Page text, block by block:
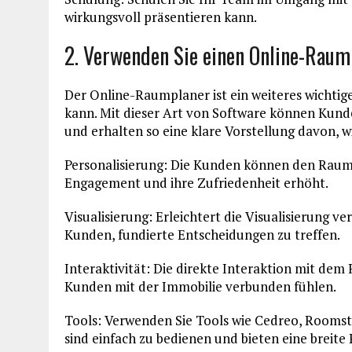
wirkungsvoll präsentieren kann.
2. Verwenden Sie einen Online-
Der Online-Raumplaner ist ein weiteres
kann. Mit dieser Art von Software können
und erhalten so eine klare Vorstellung davon,
Personalisierung: Die Kunden können den
Engagement und ihre Zufriedenheit erhöht.
Visualisierung: Erleichtert die Visualisierung
Kunden, fundierte Entscheidungen zu treffen.
Interaktivität: Die direkte Interaktion mit dem
Kunden mit der Immobilie verbunden fühlen.
Tools: Verwenden Sie Tools wie Cedreo,
sind einfach zu bedienen und bieten eine